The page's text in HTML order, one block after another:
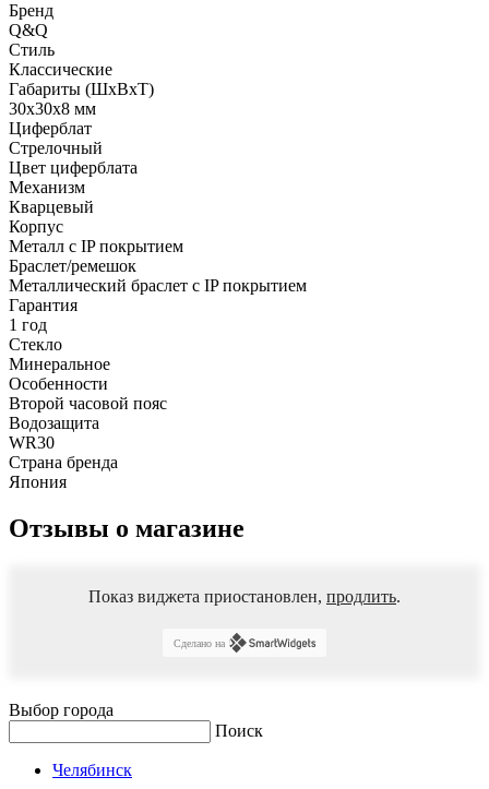
Бренд
Q&Q
Стиль
Классические
Габариты (ШхВхТ)
30x30x8 мм
Циферблат
Стрелочный
Цвет циферблата
Механизм
Кварцевый
Корпус
Металл с IP покрытием
Браслет/ремешок
Металлический браслет с IP покрытием
Гарантия
1 год
Стекло
Минеральное
Особенности
Второй часовой пояс
Водозащита
WR30
Страна бренда
Япония
Отзывы о магазине
Показ виджета приостановлен, продлить.
Сделано на
Выбор города
Поиск
Челябинск